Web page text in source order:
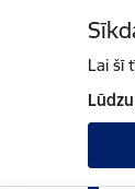
Lai šī